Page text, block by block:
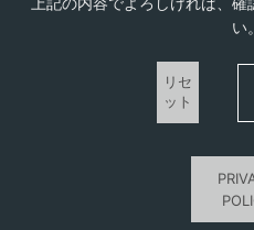
い。
リセ
ット